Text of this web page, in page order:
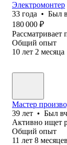
Электромонтер
33 года • Был
180 000 ₽
Рассматривает
Общий опыт
10 лет 2 месяца
Мастер
39 лет • Был
Активно ищет
Общий опыт
11 лет 8 месяцев